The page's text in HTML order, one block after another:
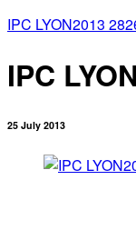
IPC LYON2013
IPC
25 July 2013